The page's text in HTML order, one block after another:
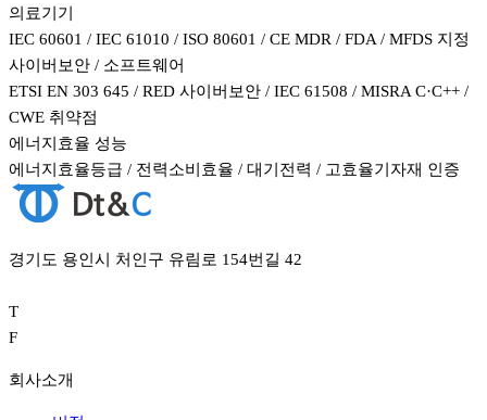
의료기기
IEC 60601 / IEC 61010 / ISO 80601 / CE MDR / FDA / MFDS 지정
사이버보안 / 소프트웨어
ETSI EN 303 645 / RED 사이버보안 / IEC 61508 / MISRA C·C++ /
CWE 취약점
에너지효율 성능
에너지효율등급 / 전력소비효율 / 대기전력 / 고효율기자재 인증
경기도 용인시 처인구 유림로 154번길 42
T
F
회사소개